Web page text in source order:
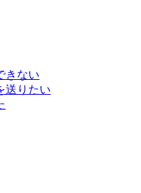
きない
送りたい